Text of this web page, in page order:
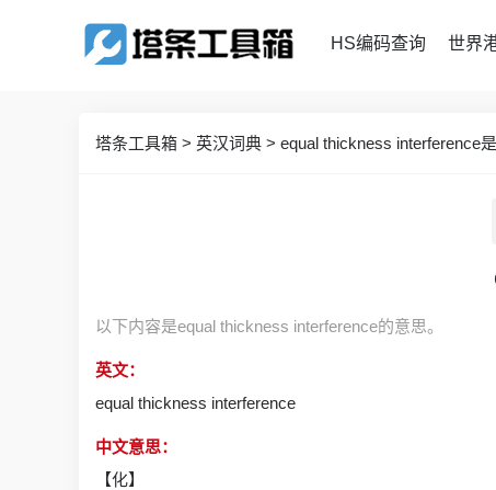
HS编码查询 世界
塔条工具箱 > 英汉词典 > equal thickness interference
以下内容是equal thickness interference的意思。
英文：
equal thickness interference
中文意思：
【化】